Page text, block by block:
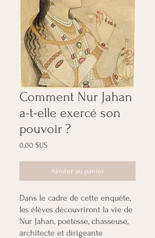
Comment Nur Jahan
a-t-elle exercé son
pouvoir ?
0,00 $USPrix
Ajouter au panier
Dans le cadre de cette enquête,
les élèves découvriront la vie de
Nur Jahan, poétesse, chasseuse,
architecte et dirigeante